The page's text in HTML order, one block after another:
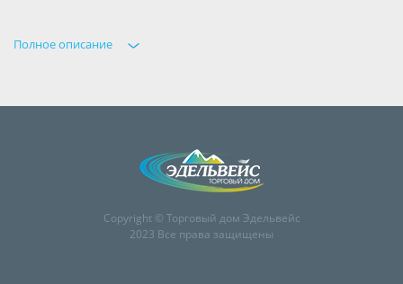
Полное описание
Copyright © Торговый дом Эдельвейс
2023 Все права защищены